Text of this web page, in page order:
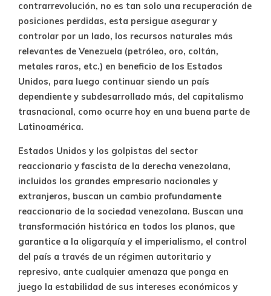
contrarrevolución, no es tan solo una recuperación de
posiciones perdidas, esta persigue asegurar y
controlar por un lado, los recursos naturales más
relevantes de Venezuela (petróleo, oro, coltán,
metales raros, etc.) en beneficio de los Estados
Unidos, para luego continuar siendo un país
dependiente y subdesarrollado más, del capitalismo
trasnacional, como ocurre hoy en una buena parte de
Latinoamérica.
Estados Unidos y los golpistas del sector
reaccionario y fascista de la derecha venezolana,
incluidos los grandes empresario nacionales y
extranjeros, buscan un cambio profundamente
reaccionario de la sociedad venezolana. Buscan una
transformación histórica en todos los planos, que
garantice a la oligarquía y el imperialismo, el control
del país a través de un régimen autoritario y
represivo, ante cualquier amenaza que ponga en
juego la estabilidad de sus intereses económicos y